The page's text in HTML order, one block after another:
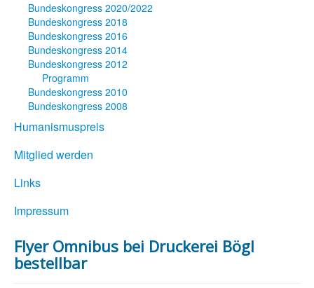
Bundeskongress 2020/2022
Bundeskongress 2018
Bundeskongress 2016
Bundeskongress 2014
Bundeskongress 2012
Programm
Bundeskongress 2010
Bundeskongress 2008
Humanismuspreis
Mitglied werden
Links
Impressum
Flyer Omnibus bei Druckerei Bögl
bestellbar